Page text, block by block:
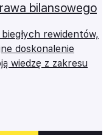
bilansowego
rewidentów,
doskonalenie
wiedzę z zakresu